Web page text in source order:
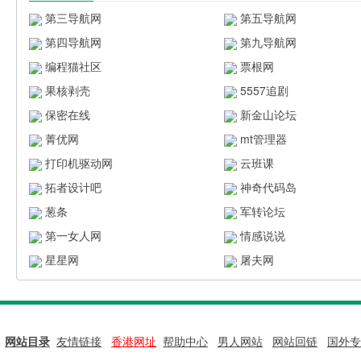
第三导航网
第五导航网
第四导航网
第九导航网
编程猫社区
票根网
果核剥壳
5557追剧
保密在线
新金山论坛
菁优网
mt管理器
打印机驱动网
云班课
拓者设计吧
神奇代码岛
葱条
军转论坛
第一女人网
情感说说
星星网
屠夫网
网站目录 友情链接 香港网址 帮助中心 男人网站 网站回链
国外